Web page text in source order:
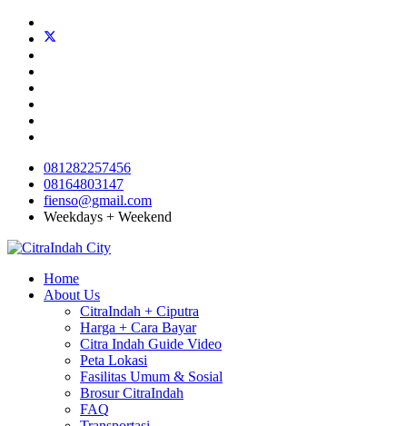
081282257456
08164803147
fienso@gmail.com
Weekdays + Weekend
Home
About Us
CitraIndah + Ciputra
Harga + Cara Bayar
Citra Indah Guide Video
Peta Lokasi
Fasilitas Umum & Sosial
Brosur CitraIndah
FAQ